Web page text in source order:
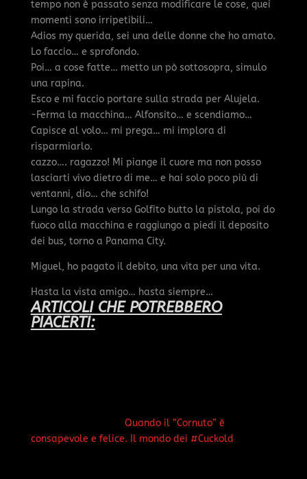
tempo non è passato senza modificare le cose, quei
momenti sono irripetibili…
Adios my querida, sei una delle donne che ho amato.
Lo faccio… e sprofondo.
Poi… a cose fatte… metto un pò sottosopra, simulo
una rapina.
Esco e mi faccio portare sulla strada per Alujela.
-Ferma la macchina… Alfonsito… e scendiamo…
Capisce al volo… mi prega… mi implora di
risparmiarlo.
cazzo…. ragazzo! Mi piange il cuore ma non posso
lasciarti vivo dietro di me… e hai solo poco più di
ventanni, dio… che schifo!
Lungo la strada verso Golfito butto la pistola, poi do
fuoco alla macchina e raggiungo a piedi il deposito
dei bus, torno a Panama City.
Miguel, ho pagato il debito, una vita per una vita.
Hasta la vista amigo… hasta siempre…
ARTICOLI CHE POTREBBERO
PIACERTI:
Quando il “Cornuto” è
consapevole e felice. Il mondo dei #Cuckold